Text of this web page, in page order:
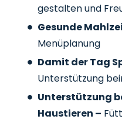
gestalten und
Gesunde
Menüplanung
Damit der Tag
Unterstützung
Unterstützung
Haustieren –